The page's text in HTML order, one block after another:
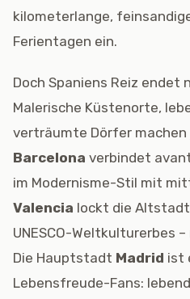
kilometerlange,
Ferientagen ein.
Doch Spaniens Reiz endet
Malerische Küstenorte,
verträumte Dörfer machen
Barcelona verbindet
im Modernisme-Stil mit
Valencia lockt die Altstadt
UNESCO-Weltkulturerbes
Die Hauptstadt Madrid ist
Lebensfreude-Fans: